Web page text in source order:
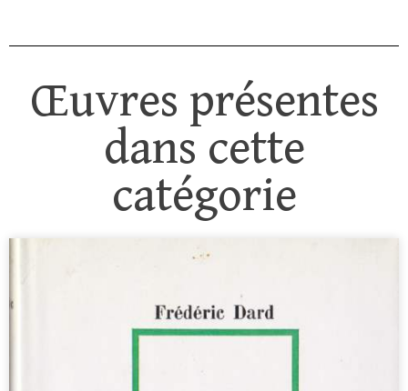
Œuvres présentes
dans cette
catégorie